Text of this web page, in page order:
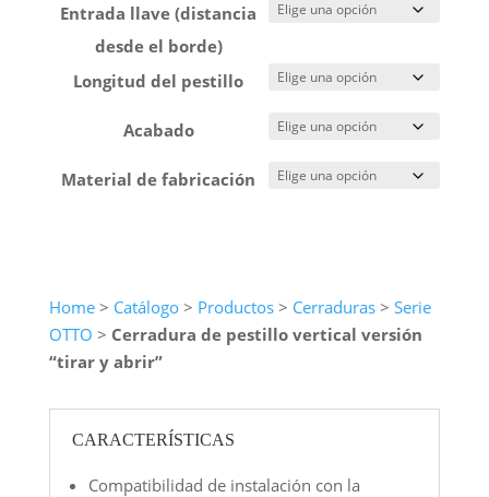
Entrada llave (distancia
desde el borde)
Longitud del pestillo
Acabado
Material de fabricación
Home> Catálogo> Productos> Cerraduras> Serie
OTTO > Cerradura de pestillo vertical versión
“tirar y abrir”
CARACTERÍSTICAS
Compatibilidad de instalación con la